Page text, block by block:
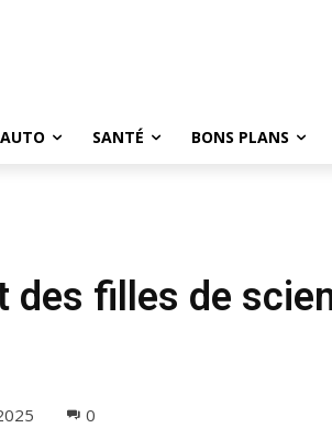
AUTO SANTÉ BONS PLANS
filles de
0